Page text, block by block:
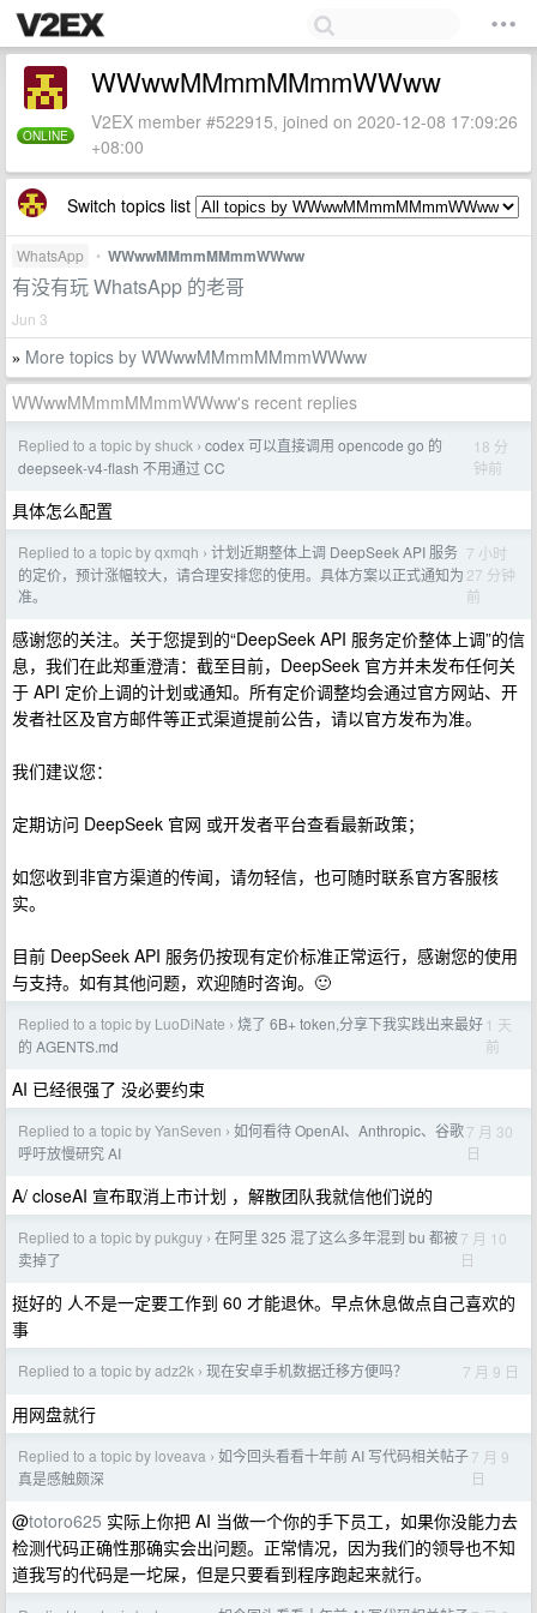
ONLINE
WWwwMMmmMMmmWWww
V2EX member #522915, joined on 2020-12-08 17:09:26
+08:00
Switch topics list
WhatsApp • WWwwMMmmMMmmWWww
有没有玩 WhatsApp 的老哥
Jun 3
» More topics by WWwwMMmmMMmmWWww
WWwwMMmmMMmmWWww's recent replies
Replied to a topic by shuck › codex 可以直接调用 opencode go 的
deepseek-v4-flash 不用通过 CC
18 分
钟前
具体怎么配置
Replied to a topic by qxmqh › 计划近期整体上调 DeepSeek API 服务
的定价，预计涨幅较大，请合理安排您的使用。具体方案以正式通知为
准。
7 小时
27 分钟
前
感谢您的关注。关于您提到的“DeepSeek API 服务定价整体上调”的信
息，我们在此郑重澄清：截至目前，DeepSeek 官方并未发布任何关
于 API 定价上调的计划或通知。所有定价调整均会通过官方网站、开
发者社区及官方邮件等正式渠道提前公告，请以官方发布为准。
我们建议您：
定期访问 DeepSeek 官网 或开发者平台查看最新政策；
如您收到非官方渠道的传闻，请勿轻信，也可随时联系官方客服核
实。
目前 DeepSeek API 服务仍按现有定价标准正常运行，感谢您的使用
与支持。如有其他问题，欢迎随时咨询。🙂
Replied to a topic by LuoDiNate › 烧了 6B+ token,分享下我实践出来最好
的 AGENTS.md
1 天
前
AI 已经很强了 没必要约束
Replied to a topic by YanSeven › 如何看待 OpenAI、Anthropic、谷歌
呼吁放慢研究 AI
7 月 30
日
A/ closeAI 宣布取消上市计划 ，解散团队我就信他们说的
Replied to a topic by pukguy › 在阿里 325 混了这么多年混到 bu 都被
卖掉了
7 月 10
日
挺好的 人不是一定要工作到 60 才能退休。早点休息做点自己喜欢的
事
Replied to a topic by adz2k › 现在安卓手机数据迁移方便吗？ 7 月 9 日
用网盘就行
Replied to a topic by loveava › 如今回头看看十年前 AI 写代码相关帖子
真是感触颇深
7 月 9
日
@totoro625 实际上你把 AI 当做一个你的手下员工，如果你没能力去
检测代码正确性那确实会出问题。正常情况，因为我们的领导也不知
道我写的代码是一坨屎，但是只要看到程序跑起来就行。